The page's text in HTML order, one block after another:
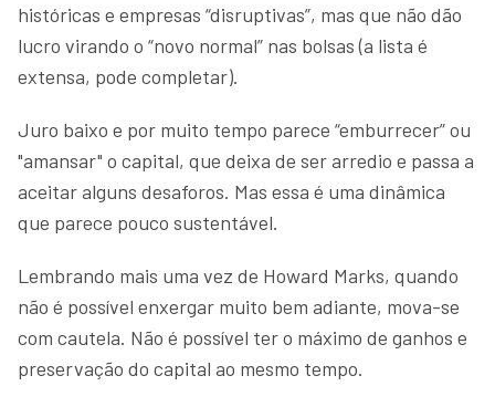
históricas e empresas “disruptivas”, mas que não dão
lucro virando o “novo normal” nas bolsas (a lista é
extensa, pode completar).
Juro baixo e por muito tempo parece “emburrecer” ou
"amansar" o capital, que deixa de ser arredio e passa a
aceitar alguns desaforos. Mas essa é uma dinâmica
que parece pouco sustentável.
Lembrando mais uma vez de Howard Marks, quando
não é possível enxergar muito bem adiante, mova-se
com cautela. Não é possível ter o máximo de ganhos e
preservação do capital ao mesmo tempo.